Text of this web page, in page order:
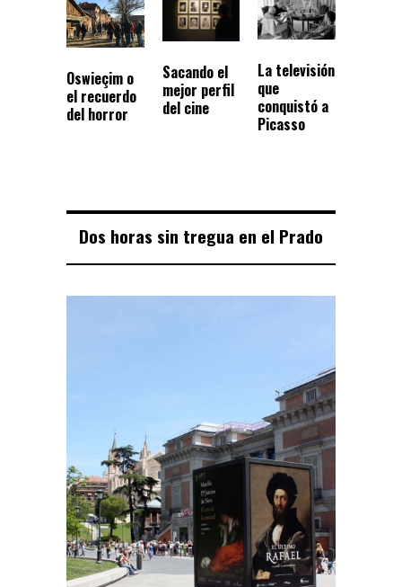
Oswieçim o
el recuerdo
del horror
Sacando el
mejor perfil
del cine
La televisión
que
conquistó a
Picasso
Dos horas sin tregua en el Prado